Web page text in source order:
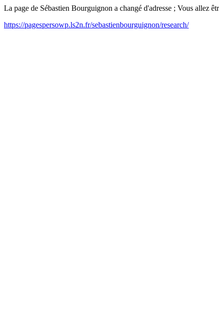
La page de Sébastien Bourguignon a changé d'adresse ; Vous allez
https://pagespersowp.ls2n.fr/sebastienbourguignon/research/